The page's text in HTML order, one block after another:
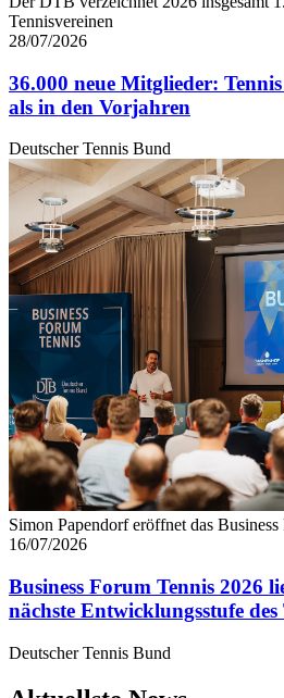
Tennisvereinen
28/07/2026
36.000 neue Mitglieder:
als in den Vorjahren
Deutscher Tennis Bund
Simon Papendorf eröffnet das
16/07/2026
Business Forum Tennis 2026
nächste Entwicklungsstufe des
Deutscher Tennis Bund